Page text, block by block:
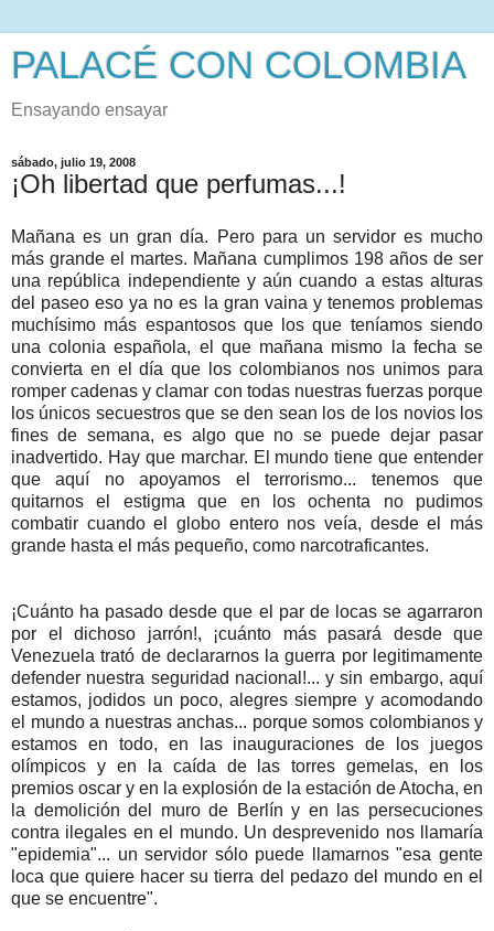
PALACÉ CON COLOMBIA
Ensayando ensayar
sábado, julio 19, 2008
¡Oh libertad que perfumas...!
Mañana es un gran día. Pero para un servidor es mucho
más grande el martes. Mañana cumplimos 198 años de ser
una república independiente y aún cuando a estas alturas
del paseo eso ya no es la gran vaina y tenemos problemas
muchísimo más espantosos que los que teníamos siendo
una colonia española, el que mañana mismo la fecha se
convierta en el día que los colombianos nos unimos para
romper cadenas y clamar con todas nuestras fuerzas porque
los únicos secuestros que se den sean los de los novios los
fines de semana, es algo que no se puede dejar pasar
inadvertido. Hay que marchar. El mundo tiene que entender
que aquí no apoyamos el terrorismo... tenemos que
quitarnos el estigma que en los ochenta no pudimos
combatir cuando el globo entero nos veía, desde el más
grande hasta el más pequeño, como narcotraficantes.
¡Cuánto ha pasado desde que el par de locas se agarraron
por el dichoso jarrón!, ¡cuánto más pasará desde que
Venezuela trató de declararnos la guerra por legitimamente
defender nuestra seguridad nacional!... y sin embargo, aquí
estamos, jodidos un poco, alegres siempre y acomodando
el mundo a nuestras anchas... porque somos colombianos y
estamos en todo, en las inauguraciones de los juegos
olímpicos y en la caída de las torres gemelas, en los
premios oscar y en la explosión de la estación de Atocha, en
la demolición del muro de Berlín y en las persecuciones
contra ilegales en el mundo. Un desprevenido nos llamaría
"epidemia"... un servidor sólo puede llamarnos "esa gente
loca que quiere hacer su tierra del pedazo del mundo en el
que se encuentre".